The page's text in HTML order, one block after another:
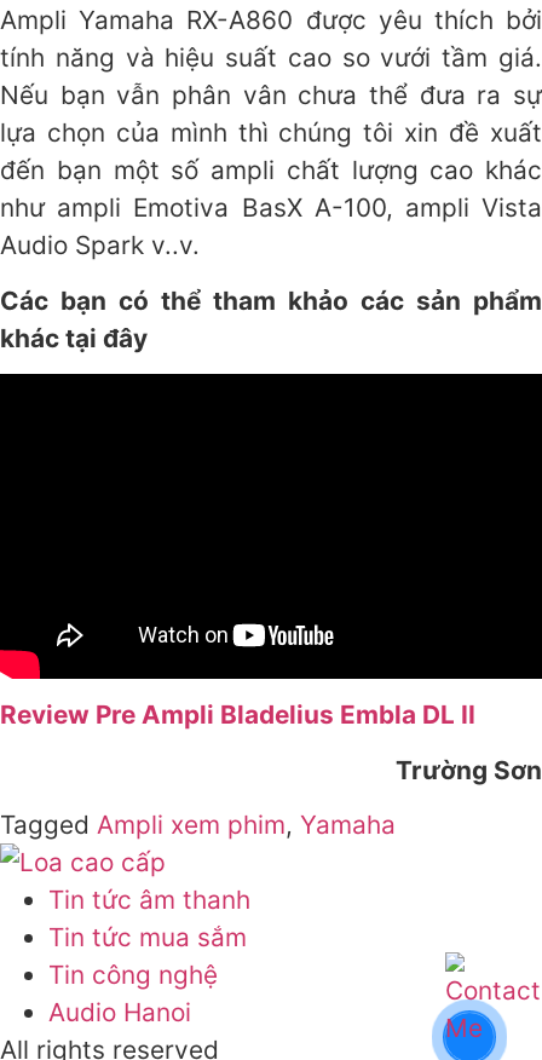
Ampli Yamaha RX-A860 được yêu thích bởi
tính năng và hiệu suất cao so vưới tầm giá.
Nếu bạn vẫn phân vân chưa thể đưa ra sự
lựa chọn của mình thì chúng tôi xin đề xuất
đến bạn một số ampli chất lượng cao khác
như ampli Emotiva BasX A-100, ampli Vista
Audio Spark v..v.
Các bạn có thể tham khảo các sản phẩm
khác tại đây
Review Pre Ampli Bladelius Embla DL II
Trường Sơn
Tagged Ampli xem phim, Yamaha
Tin tức âm thanh
Tin tức mua sắm
Tin công nghệ
Audio Hanoi
All rights reserved